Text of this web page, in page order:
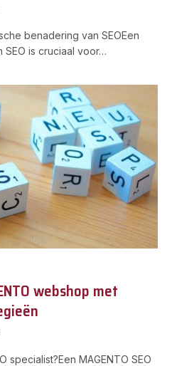
benadering van SEOEen
is cruciaal voor…
webshop met
specialist?Een MAGENTO SEO